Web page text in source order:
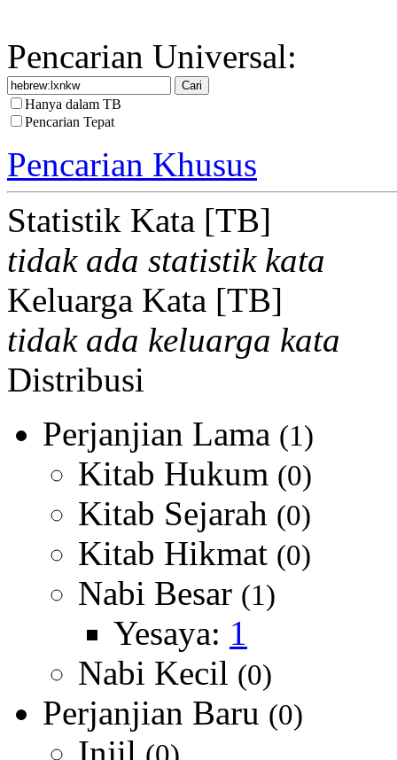
Pencarian Universal:
Hanya dalam TB
Pencarian Tepat
Pencarian Khusus
Statistik Kata [TB]
tidak ada statistik kata
Keluarga Kata [TB]
tidak ada keluarga kata
Distribusi
Perjanjian Lama (1)
Kitab Hukum (0)
Kitab Sejarah (0)
Kitab Hikmat (0)
Nabi Besar (1)
Yesaya: 1
Nabi Kecil (0)
Perjanjian Baru (0)